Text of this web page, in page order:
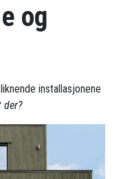
og
installasjonene
der?